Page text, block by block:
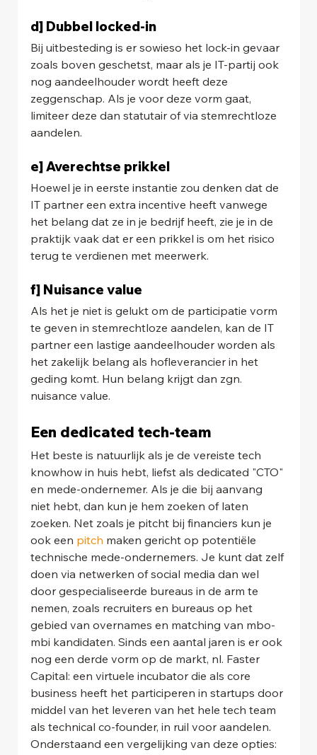
d] Dubbel locked-in
Bij uitbesteding is er sowieso het lock-in gevaar
zoals boven geschetst, maar als je IT-partij ook
nog aandeelhouder wordt heeft deze
zeggenschap. Als je voor deze vorm gaat,
limiteer deze dan statutair of via stemrechtloze
aandelen.
e] Averechtse prikkel
Hoewel je in eerste instantie zou denken dat de
IT partner een extra incentive heeft vanwege
het belang dat ze in je bedrijf heeft, zie je in de
praktijk vaak dat er een prikkel is om het risico
terug te verdienen met meerwerk.
f] Nuisance value
Als het je niet is gelukt om de participatie vorm
te geven in stemrechtloze aandelen, kan de IT
partner een lastige aandeelhouder worden als
het zakelijk belang als hofleverancier in het
geding komt. Hun belang krijgt dan zgn.
nuisance value.
Een dedicated tech-team
Het beste is natuurlijk als je de vereiste tech
knowhow in huis hebt, liefst als dedicated "CTO"
en mede-ondernemer. Als je die bij aanvang
niet hebt, dan kun je hem zoeken of laten
zoeken. Net zoals je pitcht bij financiers kun je
ook een pitch maken gericht op potentiële
technische mede-ondernemers. Je kunt dat zelf
doen via netwerken of social media dan wel
door gespecialiseerde bureaus in de arm te
nemen, zoals recruiters en bureaus op het
gebied van overnames en matching van mbo-
mbi kandidaten. Sinds een aantal jaren is er ook
nog een derde vorm op de markt, nl. Faster
Capital: een virtuele incubator die als core
business heeft het participeren in startups door
middel van het leveren van het hele tech team
als technical co-founder, in ruil voor aandelen.
Onderstaand een vergelijking van deze opties: